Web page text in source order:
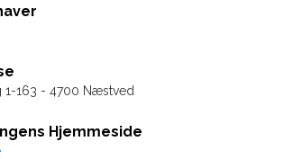
1-163 - 4700 Næstved
Hjemmeside